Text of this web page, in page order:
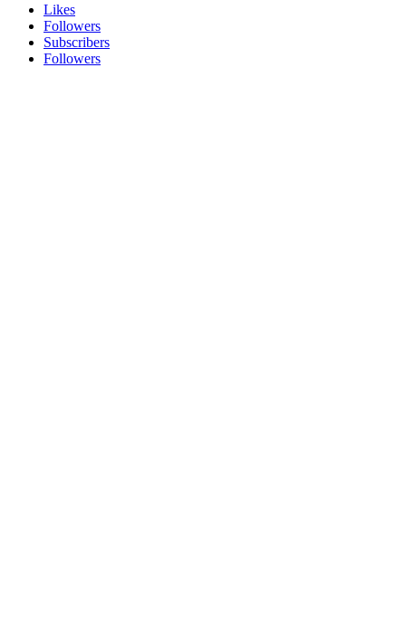
Likes
Followers
Subscribers
Followers